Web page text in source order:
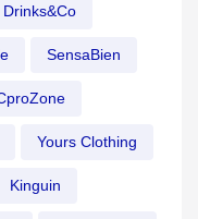
Drinks&Co
SensaBien
Yours Clothing
Kinguin